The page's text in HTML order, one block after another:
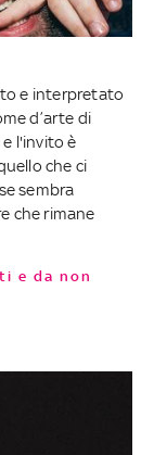
e interpretato
d’arte di
l'invito è
che ci
sembra
che rimane